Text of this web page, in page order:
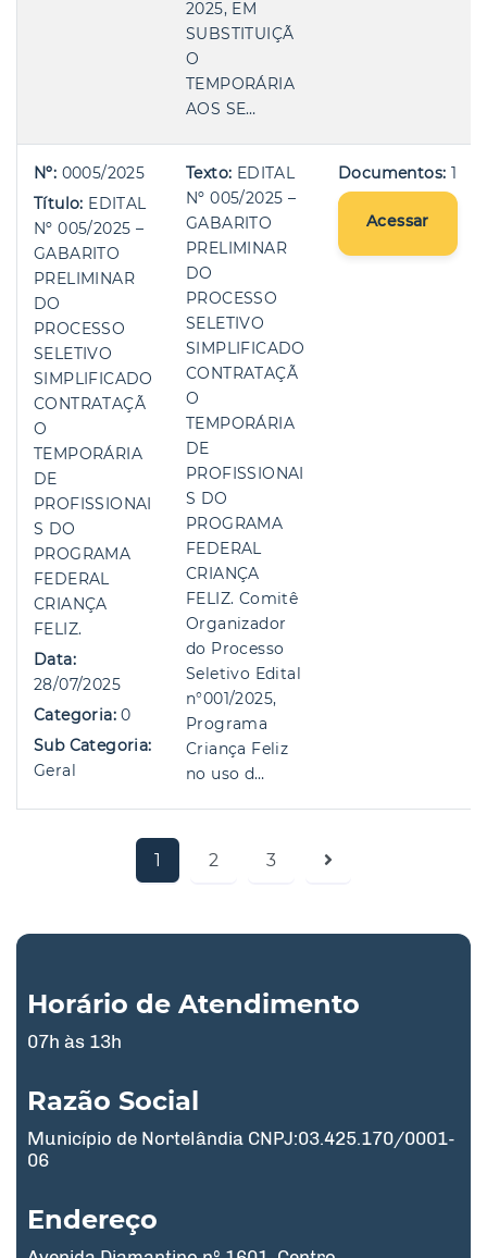
2025, EM
SUBSTITUIÇÃ
O
TEMPORÁRIA
AOS SE…
Nº: 0005/2025
Título: EDITAL
Nº 005/2025 –
GABARITO
PRELIMINAR
DO
PROCESSO
SELETIVO
SIMPLIFICADO
CONTRATAÇÃ
O
TEMPORÁRIA
DE
PROFISSIONAI
S DO
PROGRAMA
FEDERAL
CRIANÇA
FELIZ.
Data:
28/07/2025
Categoria:0
Sub Categoria:
Geral
Texto: EDITAL
Nº 005/2025 –
GABARITO
PRELIMINAR
DO
PROCESSO
SELETIVO
SIMPLIFICADO
CONTRATAÇÃ
O
TEMPORÁRIA
DE
PROFISSIONAI
S DO
PROGRAMA
FEDERAL
CRIANÇA
FELIZ. Comitê
Organizador
do Processo
Seletivo Edital
n°001/2025,
Programa
Criança Feliz
no uso d…
Documentos: 1
Acessar
1 2 3
Horário de Atendimento
07h às 13h
Razão Social
Município de Nortelândia CNPJ:03.425.170/0001-
06
Endereço